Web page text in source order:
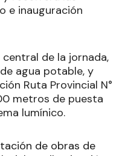
e inauguración
central de la jornada,
agua potable, y
Ruta Provincial N°
metros de puesta
lumínico.
de obras de